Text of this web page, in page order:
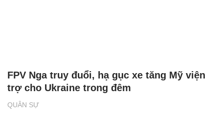
QUÂN SỰ
FPV Nga truy đuổi, hạ gục xe tăng Mỹ viện
trợ cho Ukraine trong đêm